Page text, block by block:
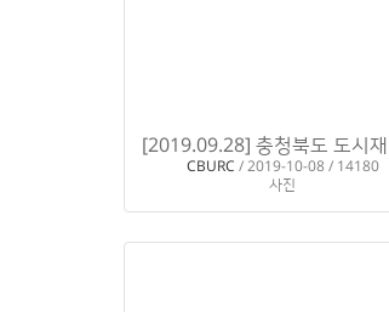
CBURC / 2019-10-08 / 14180
사진